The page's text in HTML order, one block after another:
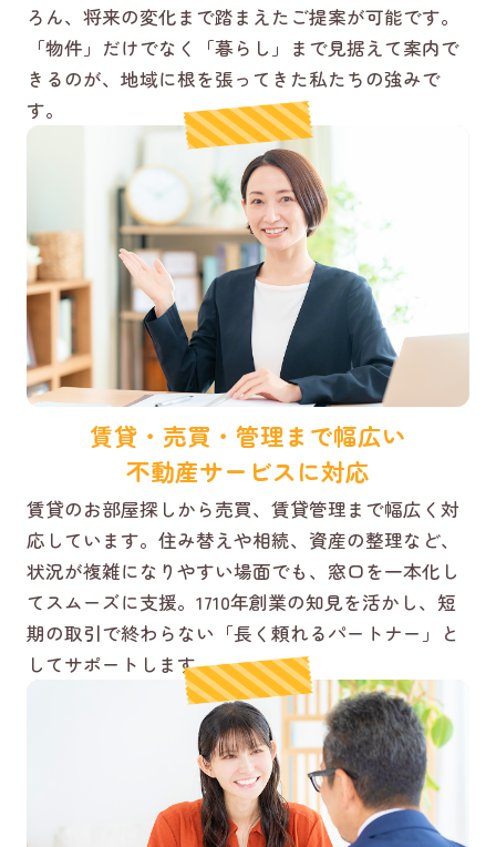
ろん、将来の変化まで踏まえたご提案が可能です。
「物件」だけでなく「暮らし」まで見据えて案内で
きるのが、地域に根を張ってきた私たちの強みで
す。
賃貸・売買・管理まで幅広い
不動産サービスに対応
賃貸のお部屋探しから売買、賃貸管理まで幅広く対
応しています。住み替えや相続、資産の整理など、
状況が複雑になりやすい場面でも、窓口を一本化し
てスムーズに支援。1710年創業の知見を活かし、短
期の取引で終わらない「長く頼れるパートナー」と
してサポートします。